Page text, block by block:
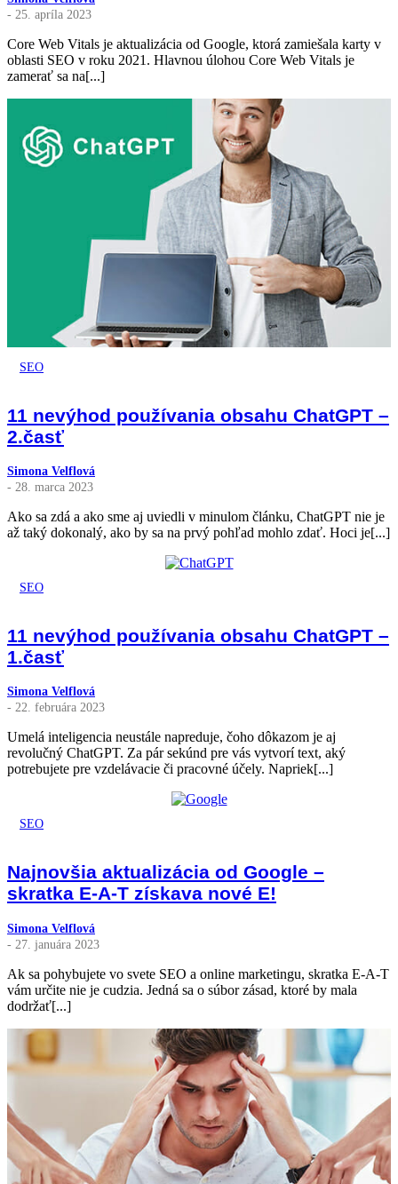
- 25. apríla 2023
Core Web Vitals je aktualizácia od Google, ktorá zamiešala karty v
oblasti SEO v roku 2021. Hlavnou úlohou Core Web Vitals je
zamerať sa na[...]
SEO
11 nevýhod používania obsahu ChatGPT –
2.časť
Simona Velflová
- 28. marca 2023
Ako sa zdá a ako sme aj uviedli v minulom článku, ChatGPT nie je
až taký dokonalý, ako by sa na prvý pohľad mohlo zdať. Hoci je[...]
SEO
11 nevýhod používania obsahu ChatGPT –
1.časť
Simona Velflová
- 22. februára 2023
Umelá inteligencia neustále napreduje, čoho dôkazom je aj
revolučný ChatGPT. Za pár sekúnd pre vás vytvorí text, aký
potrebujete pre vzdelávacie či pracovné účely. Napriek[...]
SEO
Najnovšia aktualizácia od Google –
skratka E-A-T získava nové E!
Simona Velflová
- 27. januára 2023
Ak sa pohybujete vo svete SEO a online marketingu, skratka E-A-T
vám určite nie je cudzia. Jedná sa o súbor zásad, ktoré by mala
dodržať[...]